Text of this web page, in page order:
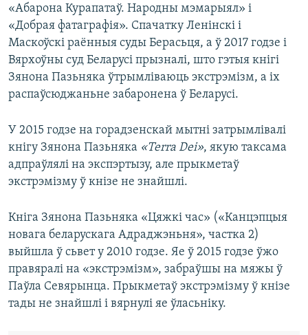
«Абарона Курапатаў. Народны мэмарыял» і
«Добрая фатаграфія». Спачатку Ленінскі і
Маскоўскі раённыя суды Берасьця, а ў 2017 годзе і
Вярхоўны суд Беларусі прызналі, што гэтыя кнігі
Зянона Пазьняка ўтрымліваюць экстрэмізм, а іх
распаўсюджаньне забаронена ў Беларусі.
У 2015 годзе на горадзенскай мытні затрымлівалі
кнігу Зянона Пазьняка «Terra Dei», якую таксама
адпраўлялі на экспэртызу, але прыкметаў
экстрэмізму ў кнізе не знайшлі.
Кніга Зянона Пазьняка «Цяжкі час» («Канцэпцыя
новага беларускага Адраджэньня», частка 2)
выйшла ў сьвет у 2010 годзе. Яе ў 2015 годзе ўжо
правяралі на «экстрэмізм», забраўшы на мяжы ў
Паўла Севярынца. Прыкметаў экстрэмізму ў кнізе
тады не знайшлі і вярнулі яе ўласьніку.